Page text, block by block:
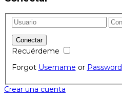
Recuérdeme
Forgot Username or Password
Crear una cuenta